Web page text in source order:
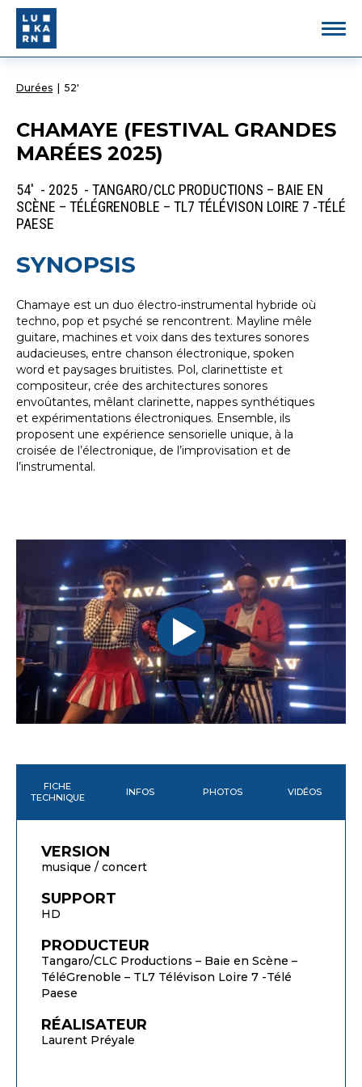
Durées 52'
CHAMAYE (FESTIVAL GRANDES
MARÉES 2025)
54' - 2025 - TANGARO/CLC PRODUCTIONS – BAIE EN
SCÈNE – TÉLÉGRENOBLE – TL7 TÉLÉVISON LOIRE 7 -TÉLÉ
PAESE
SYNOPSIS
Chamaye est un duo électro-instrumental hybride où
techno, pop et psyché se rencontrent. Mayline mêle
guitare, machines et voix dans des textures sonores
audacieuses, entre chanson électronique, spoken
word et paysages bruitistes. Pol, clarinettiste et
compositeur, crée des architectures sonores
envoûtantes, mêlant clarinette, nappes synthétiques
et expérimentations électroniques. Ensemble, ils
proposent une expérience sensorielle unique, à la
croisée de l’électronique, de l’improvisation et de
l’instrumental.
FICHE
TECHNIQUE
INFOS PHOTOS VIDÉOS
VERSION
musique / concert
SUPPORT
HD
PRODUCTEUR
Tangaro/CLC Productions – Baie en Scène –
TéléGrenoble – TL7 Télévison Loire 7 -Télé
Paese
RÉALISATEUR
Laurent Préyale